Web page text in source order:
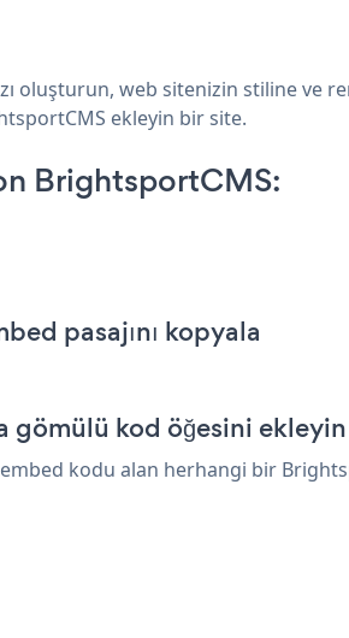
oluşturun, web sitenizin stiline ve
ekleyin bir site.
BrightsportCMS:
pasajını kopyala
kod öğesini ekleyin
kodu alan herhangi bir